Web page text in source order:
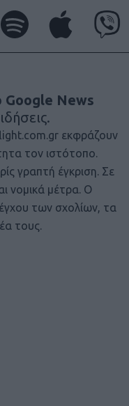
Google News
εκφράζουν
τον ιστότοπο.
γραπτή έγκριση. Σε
νομικά μέτρα. Ο
των σχολίων, τα
τους.